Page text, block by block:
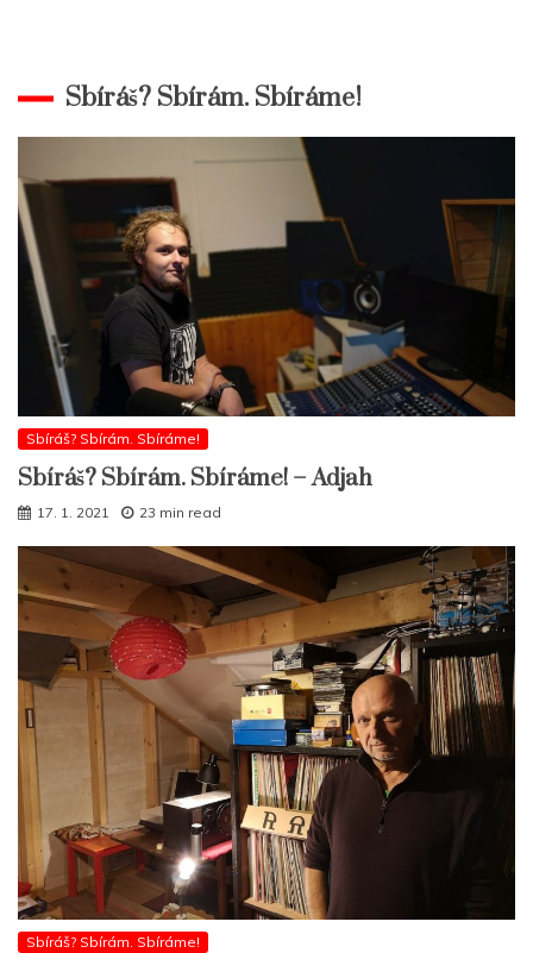
Sbíráš? Sbírám. Sbíráme!
Sbíráš? Sbírám. Sbíráme!
Sbíráš? Sbírám. Sbíráme! – Adjah
17. 1. 2021 23 min read
Sbíráš? Sbírám. Sbíráme!